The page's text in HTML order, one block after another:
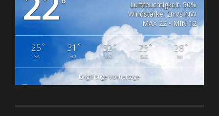
°
Luftfeuchtigkeit: 50%
Windstärke: 2m/s NW
MAX 22 • MIN 12
25°
SA
31 °
SO
32°
MO
23°
DIE
28°
MI
langfristige Vorhersage